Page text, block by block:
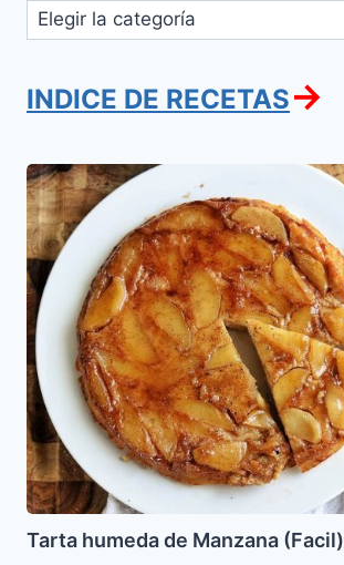
Categorías
INDICE DE RECETAS→
Tarta
humeda
de
Manzana
(Facil)
Tarta humeda de Manzana (Facil)